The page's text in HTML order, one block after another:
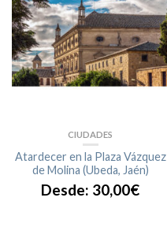
CIUDADES
Atardecer en la Plaza Vázquez
de Molina (Ubeda, Jaén)
Desde: 30,00€